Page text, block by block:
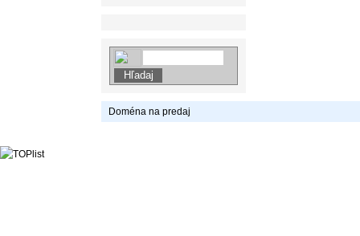
Doména na predaj